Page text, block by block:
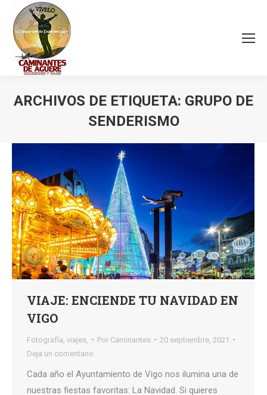
ARCHIVOS DE ETIQUETA: GRUPO DE
SENDERISMO
VIAJE: ENCIENDE TU NAVIDAD EN
VIGO
Fotografía viajes, Por Caminantes
20 septiembre, 2021
Deja un comentario
Cada año el Ayuntamiento de Vigo nos ilumina una de
nuestras fiestas favoritas: La Navidad. Si quieres